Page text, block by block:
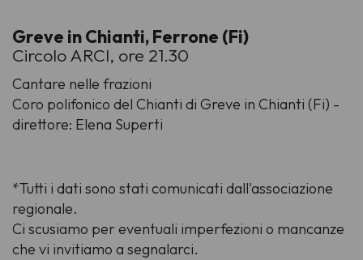
Greve in Chianti, Ferrone (Fi)
Circolo ARCI, ore 21.30
Cantare nelle frazioni
Coro polifonico del Chianti di Greve in Chianti (Fi) -
direttore: Elena Superti
*Tutti i dati sono stati comunicati dall'associazione
regionale.
Ci scusiamo per eventuali imperfezioni o mancanze
che vi invitiamo a segnalarci.